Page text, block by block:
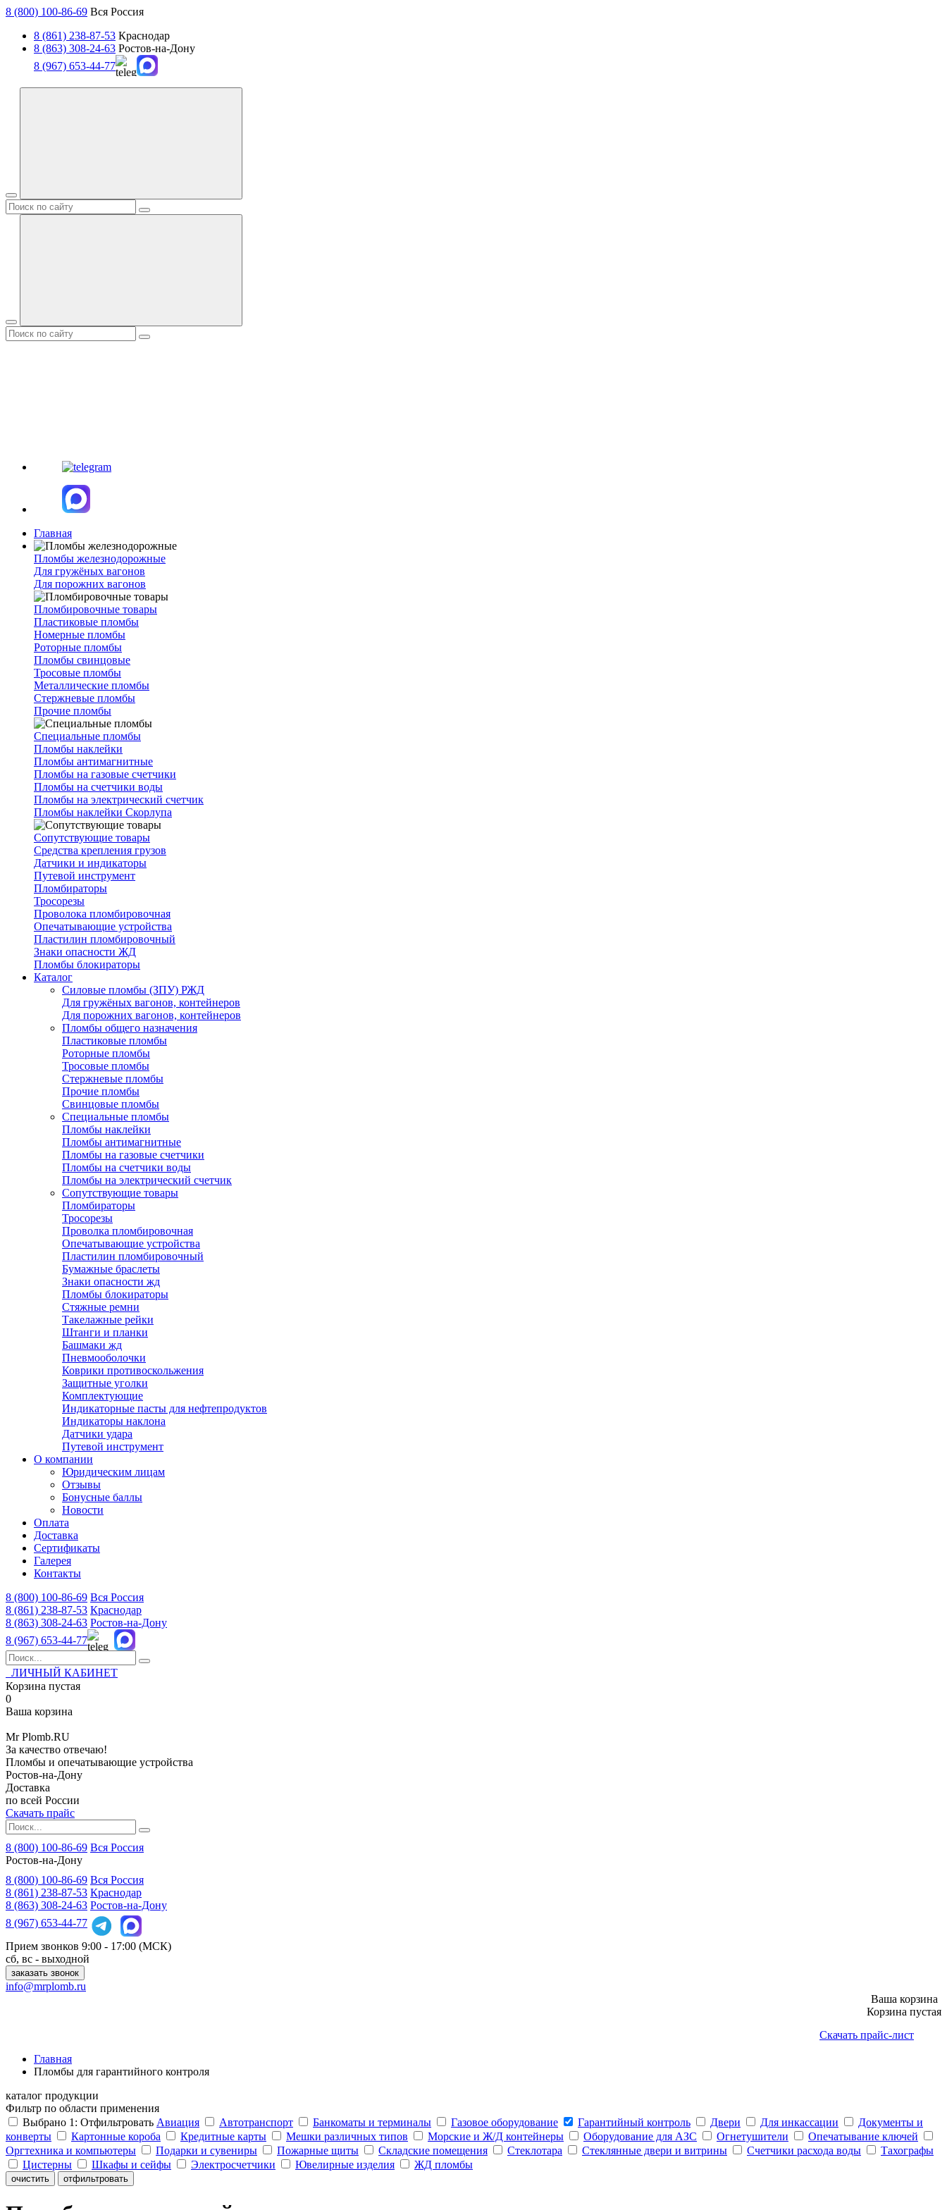
8 (800) 100-86-69 Вся Россия
8 (861) 238-87-53 Краснодар
8 (863) 308-24-63 Ростов-на-Дону
8 (967) 653-44-77
Главная
Пломбы железнодорожные
Для гружёных вагонов
Для порожних вагонов
Пломбировочные товары
Пластиковые пломбы
Номерные пломбы
Роторные пломбы
Пломбы свинцовые
Тросовые пломбы
Металлические пломбы
Стержневые пломбы
Прочие пломбы
Специальные пломбы
Пломбы наклейки
Пломбы антимагнитные
Пломбы на газовые счетчики
Пломбы на счетчики воды
Пломбы на электрический счетчик
Пломбы наклейки Скорлупа
Сопутствующие товары
Средства крепления грузов
Датчики и индикаторы
Путевой инструмент
Пломбираторы
Тросорезы
Проволока пломбировочная
Опечатывающие устройства
Пластилин пломбировочный
Знаки опасности ЖД
Пломбы блокираторы
Каталог
Силовые пломбы (ЗПУ) РЖД
Для гружёных вагонов, контейнеров
Для порожних вагонов, контейнеров
Пломбы общего назначения
Пластиковые пломбы
Роторные пломбы
Тросовые пломбы
Стержневые пломбы
Прочие пломбы
Свинцовые пломбы
Специальные пломбы
Пломбы наклейки
Пломбы антимагнитные
Пломбы на газовые счетчики
Пломбы на счетчики воды
Пломбы на электрический счетчик
Сопутствующие товары
Пломбираторы
Тросорезы
Проволка пломбировочная
Опечатывающие устройства
Пластилин пломбировочный
Бумажные браслеты
Знаки опасности жд
Пломбы блокираторы
Стяжные ремни
Такелажные рейки
Штанги и планки
Башмаки жд
Пневмооболочки
Коврики противоскольжения
Защитные уголки
Комплектующие
Индикаторные пасты для нефтепродуктов
Индикаторы наклона
Датчики удара
Путевой инструмент
О компании
Юридическим лицам
Отзывы
Бонусные баллы
Новости
Оплата
Доставка
Сертификаты
Галерея
Контакты
8 (800) 100-86-69 Вся Россия
8 (861) 238-87-53 Краснодар
8 (863) 308-24-63 Ростов-на-Дону
8 (967) 653-44-77
ЛИЧНЫЙ КАБИНЕТ
Корзина пустая
0
Ваша корзина
MrPlomb.RU
За качество отвечаю!
Пломбы и опечатывающие устройства
Ростов-на-Дону
Доставка
по всей России
Скачать прайс
8 (800) 100-86-69 Вся Россия
Ростов-на-Дону
8 (800) 100-86-69 Вся Россия
8 (861) 238-87-53 Краснодар
8 (863) 308-24-63 Ростов-на-Дону
8 (967) 653-44-77
Прием звонков 9:00 - 17:00 (МСК)
сб, вс - выходной
заказать звонок
info@mrplomb.ru
Ваша корзина
Корзина пустая
Скачать прайс-лист
Главная
Пломбы для гарантийного контроля
каталог продукции
Фильтр по области применения
Выбрано 1 : Отфильтровать Авиация Автотранспорт Банкоматы и терминалы Газовое оборудование Гарантийный контроль Двери Для инкассации
Документы и
конверты
Картонные короба Кредитные карты Мешки различных типов Морские и Ж/Д контейнеры Оборудование для АЗС Огнетушители
Опечатывание ключей
Оргтехника и компьютеры
Подарки и сувениры Пожарные щиты Складские помещения Стеклотара Стеклянные двери и витрины Счетчики расхода воды
Тахографы
Цистерны
Шкафы и сейфы Электросчетчики Ювелирные изделия ЖД пломбы
очистить отфильтровать